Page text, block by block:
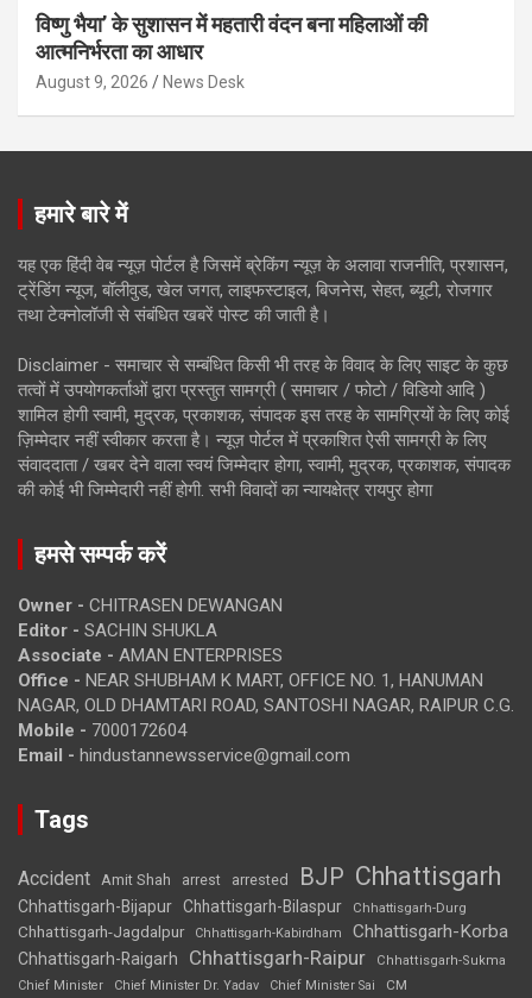
विष्णु भैया’ के सुशासन में महतारी वंदन बना महिलाओं की
आत्मनिर्भरता का आधार
August 9, 2026 News Desk
हमारे बारे में
यह एक हिंदी वेब न्यूज़ पोर्टल है जिसमें ब्रेकिंग न्यूज़ के अलावा राजनीति, प्रशासन,
ट्रेंडिंग न्यूज, बॉलीवुड, खेल जगत, लाइफस्टाइल, बिजनेस, सेहत, ब्यूटी, रोजगार
तथा टेक्नोलॉजी से संबंधित खबरें पोस्ट की जाती है।
Disclaimer - समाचार से सम्बंधित किसी भी तरह के विवाद के लिए साइट के कुछ
तत्वों में उपयोगकर्ताओं द्वारा प्रस्तुत सामग्री ( समाचार / फोटो / विडियो आदि )
शामिल होगी स्वामी, मुद्रक, प्रकाशक, संपादक इस तरह के सामग्रियों के लिए कोई
ज़िम्मेदार नहीं स्वीकार करता है। न्यूज़ पोर्टल में प्रकाशित ऐसी सामग्री के लिए
संवाददाता / खबर देने वाला स्वयं जिम्मेदार होगा, स्वामी, मुद्रक, प्रकाशक, संपादक
की कोई भी जिम्मेदारी नहीं होगी. सभी विवादों का न्यायक्षेत्र रायपुर होगा
हमसे सम्पर्क करें
Owner - CHITRASEN DEWANGAN
Editor - SACHIN SHUKLA
Associate - AMAN ENTERPRISES
Office - NEAR SHUBHAM K MART, OFFICE NO. 1, HANUMAN
NAGAR, OLD DHAMTARI ROAD, SANTOSHI NAGAR, RAIPUR C.G.
Mobile - 7000172604
Email - hindustannewsservice@gmail.com
Tags
Accident Amit Shah arrest arrested BJP Chhattisgarh
Chhattisgarh-Bijapur Chhattisgarh-Bilaspur Chhattisgarh-Durg
Chhattisgarh-Jagdalpur Chhattisgarh-Kabirdham Chhattisgarh-Korba
Chhattisgarh-Raigarh Chhattisgarh-Raipur
Chhattisgarh-Sukma
Chief Minister
Chief Minister Dr. Yadav Chief Minister Sai CM